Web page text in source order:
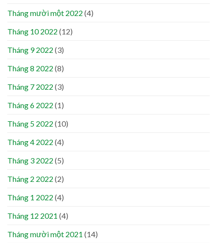
Tháng mười một 2022 (4)
Tháng 10 2022 (12)
Tháng 9 2022 (3)
Tháng 8 2022 (8)
Tháng 7 2022 (3)
Tháng 6 2022 (1)
Tháng 5 2022 (10)
Tháng 4 2022 (4)
Tháng 3 2022 (5)
Tháng 2 2022 (2)
Tháng 1 2022 (4)
Tháng 12 2021 (4)
Tháng mười một 2021 (14)